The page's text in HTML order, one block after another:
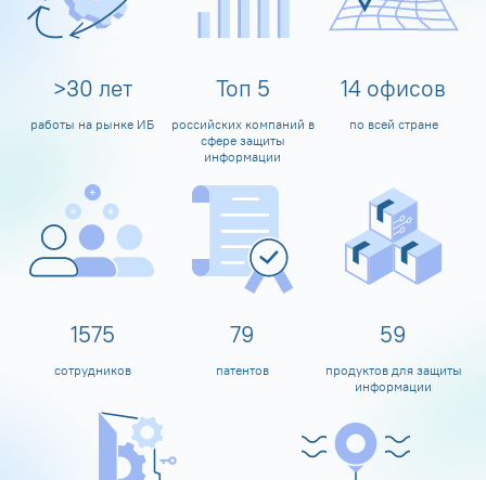
>30 лет
работы на рынке ИБ
Топ 5
российских компаний в
сфере защиты
информации
14 офисов
по всей стране
1600
сотрудников
80
патентов
60
продуктов для защиты
информации